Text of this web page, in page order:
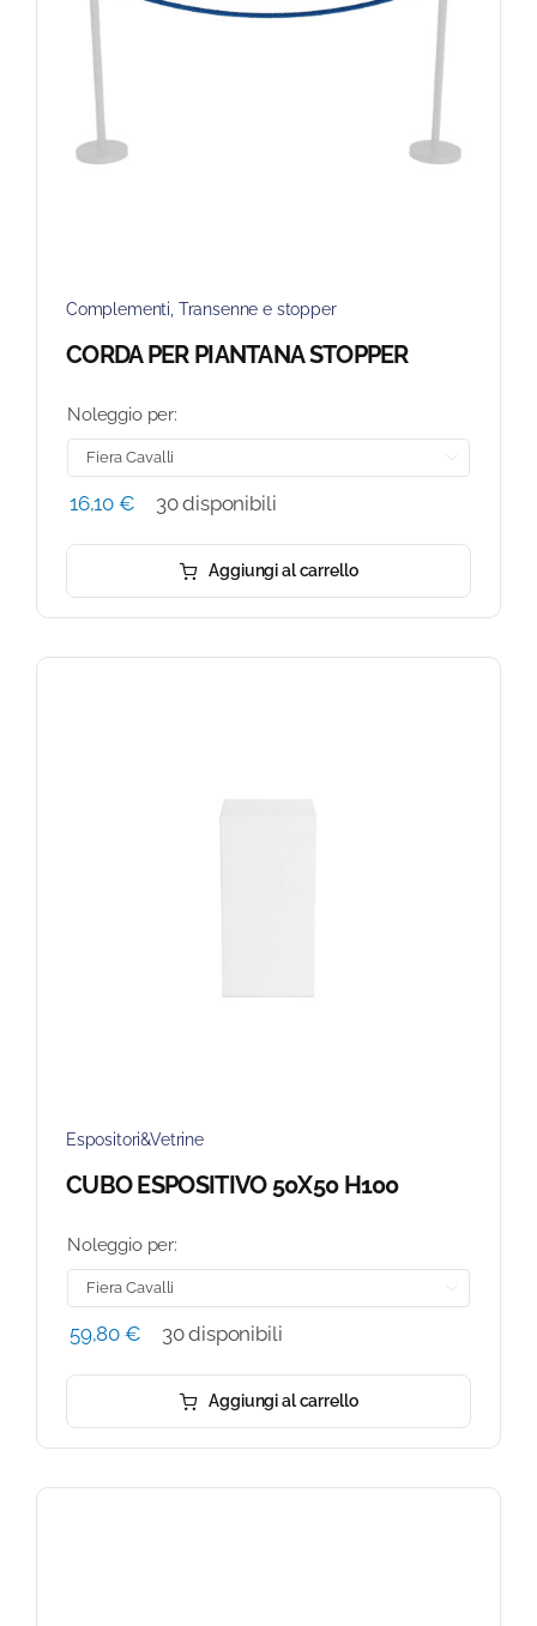
Complementi Transenne e stopper
CORDA PER PIANTANA STOPPER
Noleggio per:
16,10 € 30 disponibili
Aggiungi al carrello
Espositori&Vetrine
CUBO ESPOSITIVO 50X50 H100
Noleggio per:
59,80 € 30 disponibili
Aggiungi al carrello